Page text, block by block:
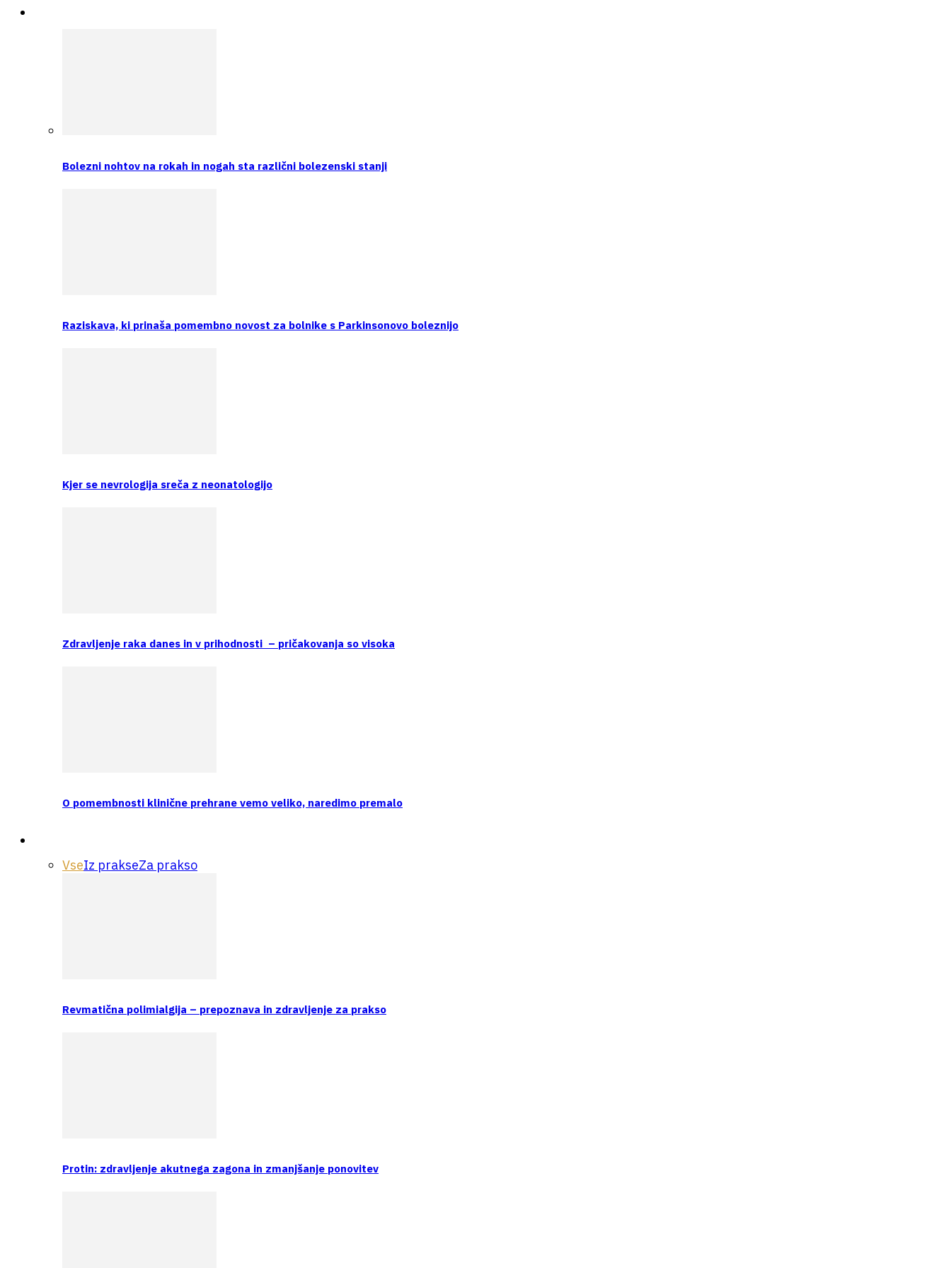
Bolezni nohtov na rokah in nogah sta različni bolezenski stanji
Raziskava, ki prinaša pomembno novost za bolnike s Parkinsonovo boleznijo
Kjer se nevrologija sreča z neonatologijo
Zdravljenje raka danes in v prihodnosti – pričakovanja so visoka
O pomembnosti klinične prehrane vemo veliko, naredimo premalo
VseIz prakseZa prakso
Revmatična polimialgija – prepoznava in zdravljenje za prakso
Protin: zdravljenje akutnega zagona in zmanjšanje ponovitev